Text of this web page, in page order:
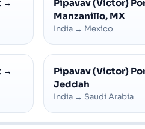
→
Pipavav (Victor)
Manzanillo, MX
India → Mexico
→
Pipavav (Victor)
Jeddah
India → Saudi Arabia